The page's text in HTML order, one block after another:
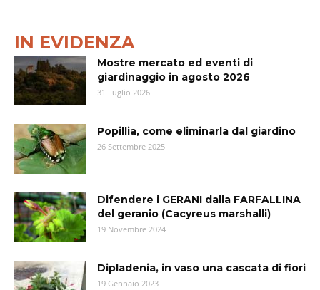
IN EVIDENZA
Mostre mercato ed eventi di
giardinaggio in agosto 2026
31 Luglio 2026
Popillia, come eliminarla dal giardino
26 Settembre 2025
Difendere i GERANI dalla FARFALLINA
del geranio (Cacyreus marshalli)
19 Novembre 2024
Dipladenia, in vaso una cascata di fiori
19 Gennaio 2023